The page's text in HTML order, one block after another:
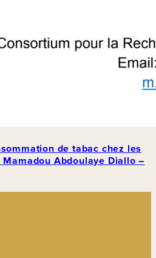
de tabac chez les
Abdoulaye Diallo –